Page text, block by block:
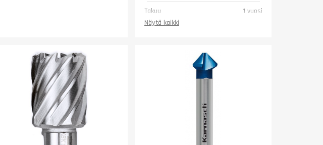
Takuu
1 vuosi
Näytä kaikki